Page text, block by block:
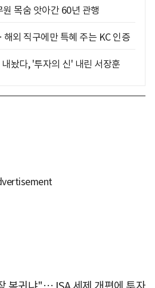
목숨 앗아간 60년 관행
외 직구에만 특혜 주는 KC 인증
놨다, '투자의 신' 내린 서장훈